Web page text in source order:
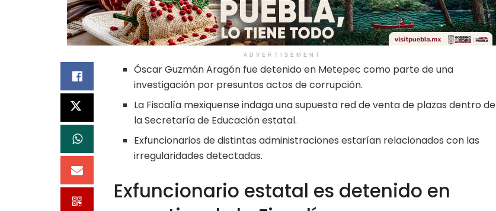
ADVERTISEMENT
Óscar Guzmán Aragón fue detenido en Metepec como parte de una
investigación por presuntos actos de corrupción.
La Fiscalía mexiquense indaga una supuesta red de venta de plazas dentro de
la Secretaría de Educación estatal.
Exfuncionarios de distintas administraciones estarían relacionados con las
irregularidades detectadas.
Exfuncionario estatal es detenido en